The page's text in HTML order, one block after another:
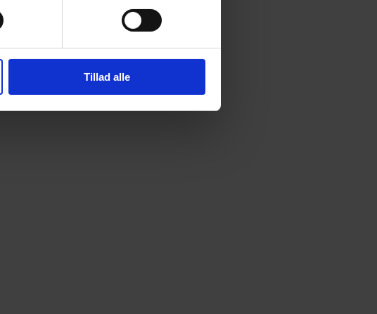
Tillad alle